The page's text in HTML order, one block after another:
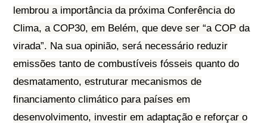
lembrou a importância da próxima Conferência do
Clima, a COP30, em Belém, que deve ser “a COP da
virada”. Na sua opinião, será necessário reduzir
emissões tanto de combustíveis fósseis quanto do
desmatamento, estruturar mecanismos de
financiamento climático para países em
desenvolvimento, investir em adaptação e reforçar o